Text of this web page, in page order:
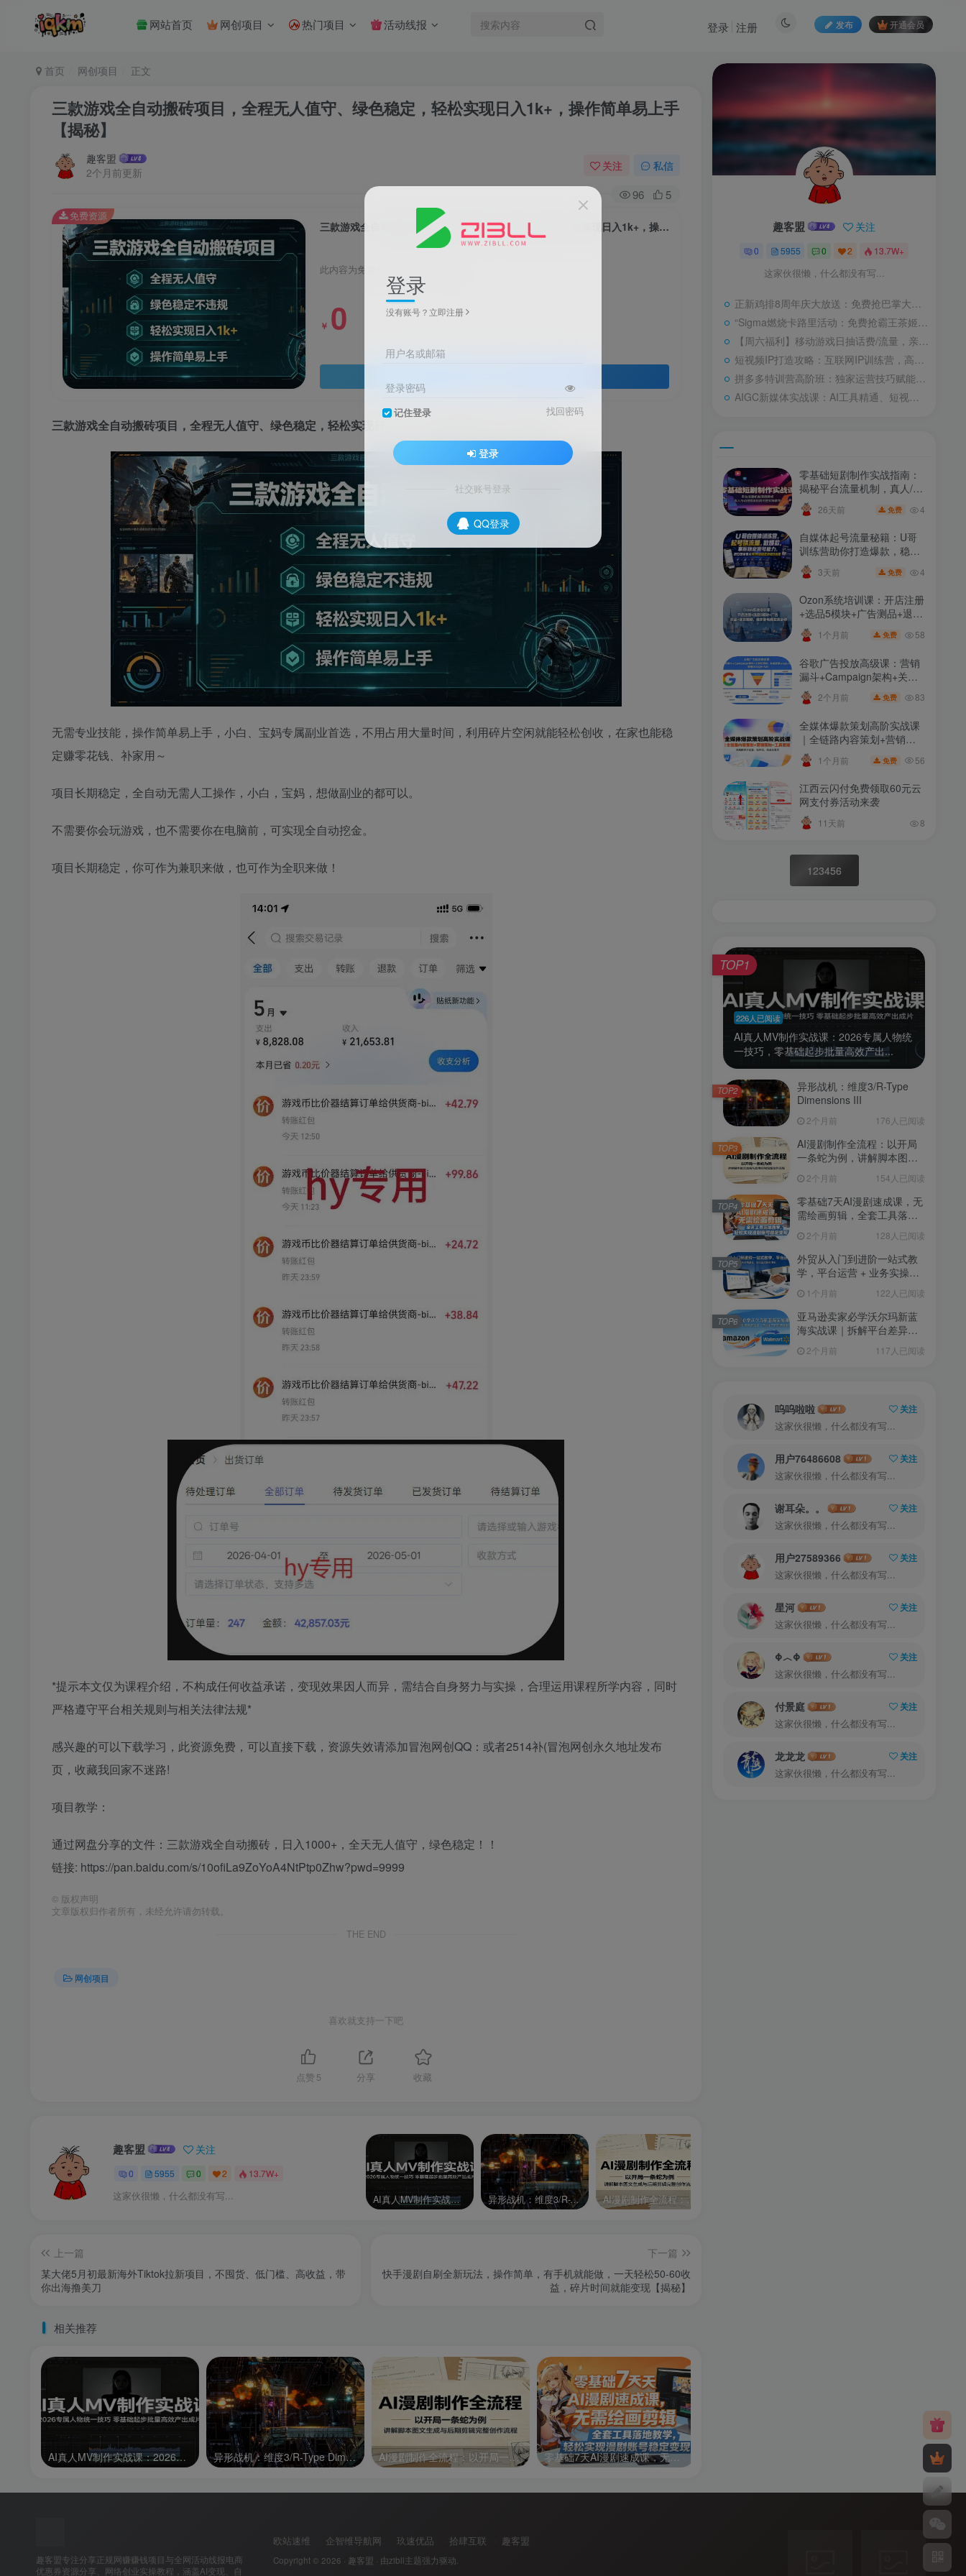
网站首页 网创项目 热门项目 活动线报 发布 开通会员
登录 注册
首页 网创项目 正文
三款游戏全自动搬砖项目，全程无人值守、绿色稳定，轻松实现日入1k+，操作简单易上手
【揭秘】
趣客盟
2个月前更新
关注 私信
96 5
三款游戏全自动搬砖项目，全程无人值守、绿色稳定，轻松实现日入1k+，操作简单易上手【揭秘】
此内容为免费资源，请登录后查看
￥ 0
免费资源
三款游戏全自动搬砖项目，全程无人值守、绿色稳定，轻松实现日入1k+，操作简单易上手【揭秘】
无需专业技能，操作简单易上手，小白、宝妈专属副业首选，不用占用大量时间，利用碎片空闲就能轻松创收，在家也能稳
定赚零花钱、补家用～
项目长期稳定，全自动无需人工操作，小白，宝妈，想做副业的都可以。
不需要你会玩游戏，也不需要你在电脑前，可实现全自动挖金。
项目长期稳定，你可作为兼职来做，也可作为全职来做！
*提示本文仅为课程介绍，不构成任何收益承诺，变现效果因人而异，需结合自身努力与实操，合理运用课程所学内容，同时
严格遵守平台相关规则与相关法律法规*
感兴趣的可以下载学习，此资源免费，可以直接下载，资源失效请添加冒泡网创QQ：或者2514补(冒泡网创永久地址发布
页，收藏我回家不迷路!
项目教学：
通过网盘分享的文件：三款游戏全自动搬砖，日入1000+，全天无人值守，绿色稳定！！
链接: https://pan.baidu.com/s/10ofiLa9ZoYoA4NtPtp0Zhw?pwd=9999
© 版权声明
文章版权归作者所有，未经允许请勿转载。
THE END
网创项目
喜欢就支持一下吧
点赞 5 分享 收藏
趣客盟 关注
0 5955 0 2 13.7W+
这家伙很懒，什么都没有写... AI真人MV制作实战课：2026专属人物统一技巧，零基础起步批量高效产出成片 异形战机：维度3/R-Type Dimensions III AI漫剧制作全流程：以开局一条蛇为例，讲解脚本图文生成与后期剪辑完整创作流程
上一篇
某大佬5月初最新海外Tiktok拉新项目，不囤货、低门槛、高收益，带
你出海撸美刀
下一篇
快手漫剧自刷全新玩法，操作简单，有手机就能做，一天轻松50-60收
益，碎片时间就能变现【揭秘】
相关推荐
AI真人MV制作实战课：2026专属人物统一技巧，零基础起步批量高效产出成片 异形战机：维度3/R-Type Dimensions III AI漫剧制作全流程：以开局一条蛇为例，讲解脚本图文生成与后期剪辑完整创作流程 零基础7天AI漫剧速成课，无需绘画剪辑，全套工具落地教学，轻松实现漫剧账号稳定变现
趣客盟 关注
0 5955 0 2 13.7W+
这家伙很懒，什么都没有写...
正新鸡排8周年庆大放送：免费抢巴掌大鸡排，限时尊享！
“Sigma燃烧卡路里活动：免费抢霸王茶姬/必胜客等美食优惠”
【周六福利】移动游戏日抽话费/流量，亲测5元话费速领！
短视频IP打造攻略：互联网IP训练营，高效内容创作与运营策略
拼多多特训营高阶班：独家运营技巧赋能，助你突破业绩瓶颈（更新至260805）
AIGC新媒体实战课：AI工具精通、短视频全流程制作攻略、主流绘图软件实战技巧、数字人商业视频落地教学
零基础短剧制作实战指南：
揭秘平台流量机制，真人/动
漫插画短剧全流程实操教学
26天前 免费 4
自媒体起号流量秘籍：U哥
训练营助你打造爆款，稳定
增收，掌握自媒体运营之道
3天前 免费 4
Ozon系统培训课：开店注册
+选品5模块+广告测品+退货
策略，俄罗斯电商卖家必修
1个月前 免费 58
谷歌广告投放高级课：营销
漏斗+Campaign架构+关键
词策略，系统掌握Google
Ads
2个月前 免费 83
全媒体爆款策划高阶实战课
｜全链路内容策划+营销落
地+工具赋能，彻底解决不
起量、低转化、低成交难题
1个月前 免费 56
江西云闪付免费领取60元云
网支付券活动来袭
11天前 8
123456
226人已阅读
AI真人MV制作实战课：2026专属人物统
一技巧，零基础起步批量高效产出...
TOP1
异形战机：维度3/R-Type
Dimensions III
2个月前 176人已阅读
TOP2
AI漫剧制作全流程：以开局
一条蛇为例，讲解脚本图文
程 2个月前 154人已阅读
TOP3
零基础7天AI漫剧速成课，无
需绘画剪辑，全套工具落地
定变现
2个月前 128人已阅读
TOP4
外贸从入门到进阶一站式教
学，平台运营 + 业务实操结
1个月前 122人已阅读
TOP5
亚马逊卖家必学沃尔玛新蓝
海实战课｜拆解平台差异，
跨境新渠道
2个月前 117人已阅读
TOP6
呜呜啦啦
关注
这家伙很懒，什么都没有写...
用户76486608
关注
这家伙很懒，什么都没有写...
谢耳朵。。
关注
这家伙很懒，什么都没有写...
用户27589366
关注
这家伙很懒，什么都没有写...
星河
关注
这家伙很懒，什么都没有写...
Φ︿Φ
关注
这家伙很懒，什么都没有写...
付景庭
关注
这家伙很懒，什么都没有写...
龙龙龙
关注
这家伙很懒，什么都没有写...
趣客盟专注分享正规网赚赚钱项目与全网活动线报电商
优惠券资源分享、网络创业实操教程，涵盖AI变现、自
欧站速维 企智维导航网 玖速优品 拾肆互联 趣客盟
Copyright © 2026 · 趣客盟 · 由zibll主题强力驱动.
登录
没有账号？立即注册
用户名或邮箱
登录密码
记住登录 找回密码
登录
社交账号登录
QQ登录